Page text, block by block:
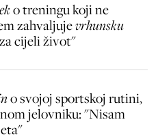
o treningu koji ne
zahvaljujevrhunsku
cijeli život"
o svojoj sportskoj rutini,
jelovniku: "Nisam